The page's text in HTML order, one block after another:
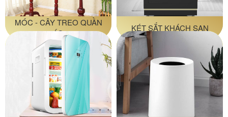
MÓC - CÂY TREO QUẦN
ÁO
KÉT SẮT KHÁCH SẠN